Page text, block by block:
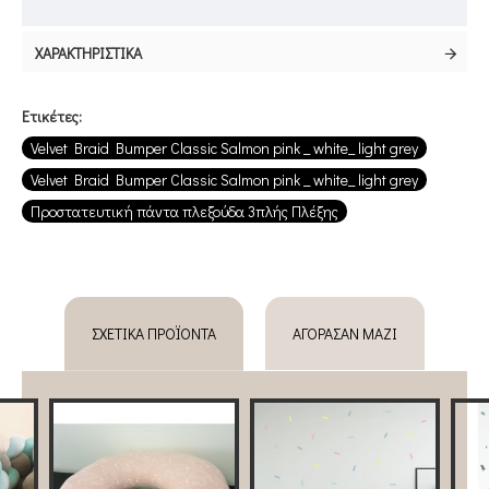
ΧΑΡΑΚΤΗΡΙΣΤΙΚΆ
Ετικέτες:
Velvet Braid Bumper Classic Salmon pink _ white_ light grey
Velvet Braid Bumper Classic Salmon pink _ white_ light grey
Προστατευτική πάντα πλεξούδα 3πλής Πλέξης
ΣΧΕΤΙΚΆ ΠΡΟΪΌΝΤΑ ΑΓΌΡΑΣΑΝ ΜΑΖΊ